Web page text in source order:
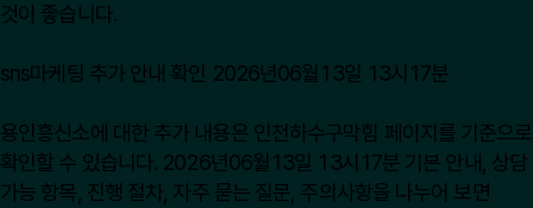
것이 좋습니다.
sns마케팅 추가 안내 확인 2026년06월13일 13시17분
용인흥신소에 대한 추가 내용은 인천하수구막힘 페이지를 기준으로
확인할 수 있습니다. 2026년06월13일 13시17분 기본 안내, 상담
가능 항목, 진행 절차, 자주 묻는 질문, 주의사항을 나누어 보면